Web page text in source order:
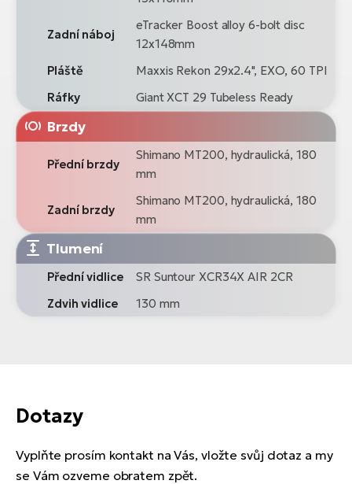
Zadní náboj
eTracker Boost alloy 6-bolt disc
12x148mm
Pláště
Maxxis Rekon 29x2.4", EXO, 60 TPI
Ráfky
Giant XCT 29 Tubeless Ready
Brzdy
Přední brzdy
Shimano MT200, hydraulická, 180
mm
Zadní brzdy
Shimano MT200, hydraulická, 180
mm
Tlumení
Přední vidlice
SR Suntour XCR34X AIR 2CR
Zdvih vidlice
130 mm
Dotazy
Vyplňte prosím kontakt na Vás, vložte svůj dotaz a my
se Vám ozveme obratem zpět.